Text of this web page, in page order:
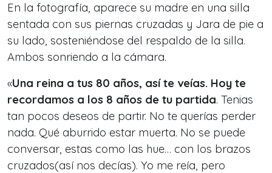
En la fotografía, aparece su madre en una silla
sentada con sus piernas cruzadas y Jara de pie a
su lado, sosteniéndose del respaldo de la silla.
Ambos sonriendo a la cámara.
«Una reina a tus 80 años, así te veías. Hoy te
recordamos a los 8 años de tu partida. Tenias
tan pocos deseos de partir. No te querías perder
nada. Qué aburrido estar muerta. No se puede
conversar, estas como las hue… con los brazos
cruzados(así nos decías). Yo me reía, pero